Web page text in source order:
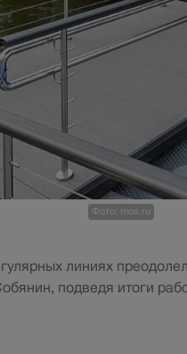
Фото: mos.ru
линиях
подведя итоги